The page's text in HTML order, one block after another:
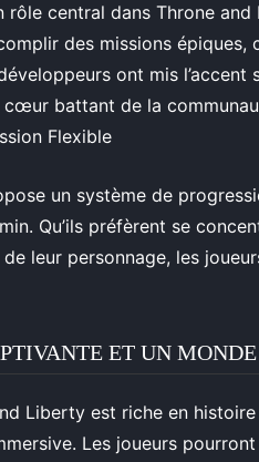
rôle central dans Throne
des missions
ont mis
battant de la
Flexible
un système de
Qu’ils préfèrent se
leur personnage, les
ET UN
Liberty est riche en
Les joueurs